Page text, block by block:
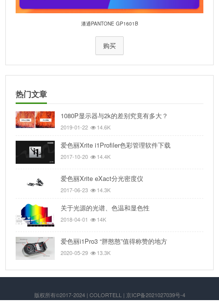
潘通PANTONE GP1601B
购买
热门文章
1080P显示器与2k的差别究竟有多大？
2019-01-22 14.6K
爱色丽Xrite i1Profiler色彩管理软件下载
2017-10-20 14.4K
爱色丽Xrite eXact分光密度仪
2017-06-23 14.3K
关于光源的光谱、色温和显色性
2018-04-01 14K
爱色丽i1Pro3 “胖憨憨”值得称赞的地方
2020-05-29 13.3K
版权所有©2017-2024 | COLORTELL | 京ICP备2021027039号-4